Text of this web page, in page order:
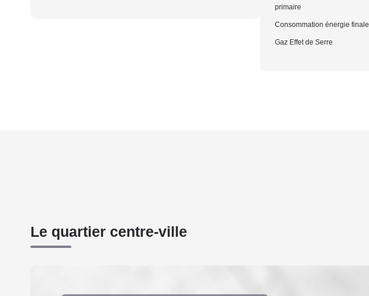
primaire
Consommation énergie finale
Gaz Effet de Serre
Le quartier centre-ville